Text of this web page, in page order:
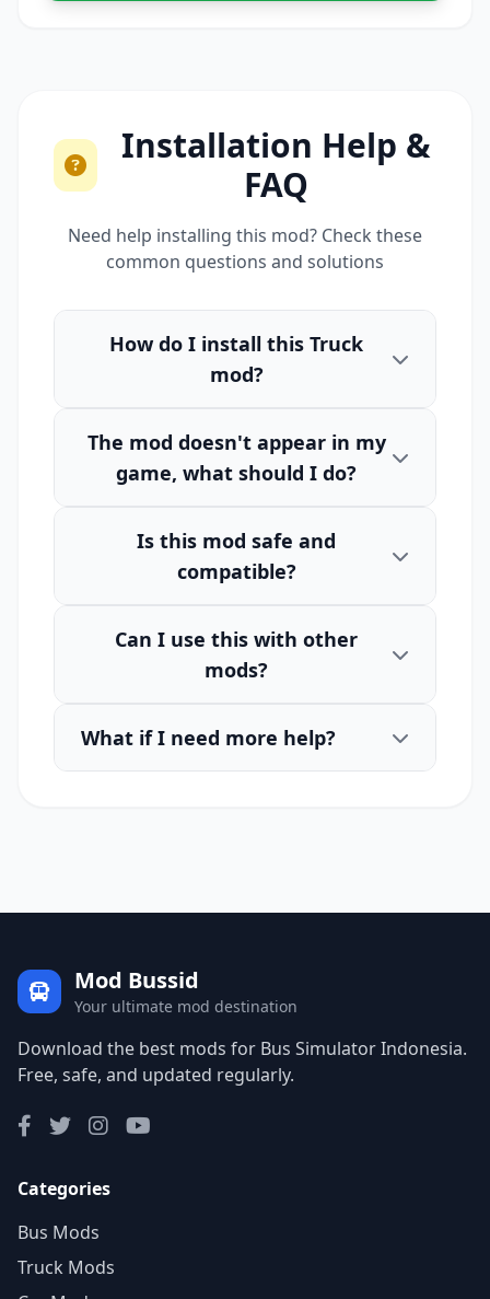
Installation Help &
FAQ
Need help installing this mod? Check these
common questions and solutions
How do I install this Truck
mod?
The mod doesn't appear in my
game, what should I do?
Is this mod safe and
compatible?
Can I use this with other
mods?
What if I need more help?
Mod Bussid
Your ultimate mod destination
Download the best mods for Bus Simulator Indonesia.
Free, safe, and updated regularly.
Categories
Bus Mods
Truck Mods